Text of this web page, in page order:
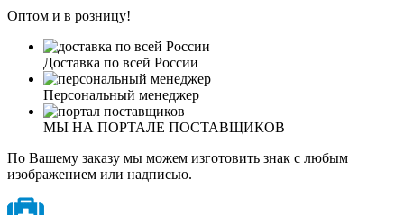
Оптом и в розницу!
Доставка по всей России
Персональный менеджер
МЫ НА ПОРТАЛЕ ПОСТАВЩИКОВ
По Вашему заказу мы можем изготовить знак с любым
изображением или надписью.